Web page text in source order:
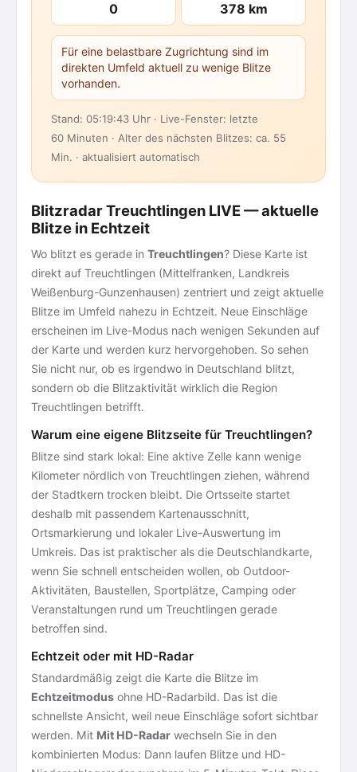
0 378 km
Für eine belastbare Zugrichtung sind im
direkten Umfeld aktuell zu wenige Blitze
vorhanden.
Stand: 05:19:43 Uhr · Live-Fenster: letzte
60 Minuten · Alter des nächsten Blitzes: ca. 55
Min. · aktualisiert automatisch
Blitzradar Treuchtlingen LIVE — aktuelle
Blitze in Echtzeit
Wo blitzt es gerade in Treuchtlingen? Diese Karte ist
direkt auf Treuchtlingen (Mittelfranken, Landkreis
Weißenburg-Gunzenhausen) zentriert und zeigt aktuelle
Blitze im Umfeld nahezu in Echtzeit. Neue Einschläge
erscheinen im Live-Modus nach wenigen Sekunden auf
der Karte und werden kurz hervorgehoben. So sehen
Sie nicht nur, ob es irgendwo in Deutschland blitzt,
sondern ob die Blitzaktivität wirklich die Region
Treuchtlingen betrifft.
Warum eine eigene Blitzseite für Treuchtlingen?
Blitze sind stark lokal: Eine aktive Zelle kann wenige
Kilometer nördlich von Treuchtlingen ziehen, während
der Stadtkern trocken bleibt. Die Ortsseite startet
deshalb mit passendem Kartenausschnitt,
Ortsmarkierung und lokaler Live-Auswertung im
Umkreis. Das ist praktischer als die Deutschlandkarte,
wenn Sie schnell entscheiden wollen, ob Outdoor-
Aktivitäten, Baustellen, Sportplätze, Camping oder
Veranstaltungen rund um Treuchtlingen gerade
betroffen sind.
Echtzeit oder mit HD-Radar
Standardmäßig zeigt die Karte die Blitze im
Echtzeitmodus ohne HD-Radarbild. Das ist die
schnellste Ansicht, weil neue Einschläge sofort sichtbar
werden. Mit Mit HD-Radar wechseln Sie in den
kombinierten Modus: Dann laufen Blitze und HD-